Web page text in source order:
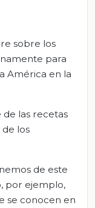
sobre los
para
América en la
las recetas
los
de este
por ejemplo,
se conocen en